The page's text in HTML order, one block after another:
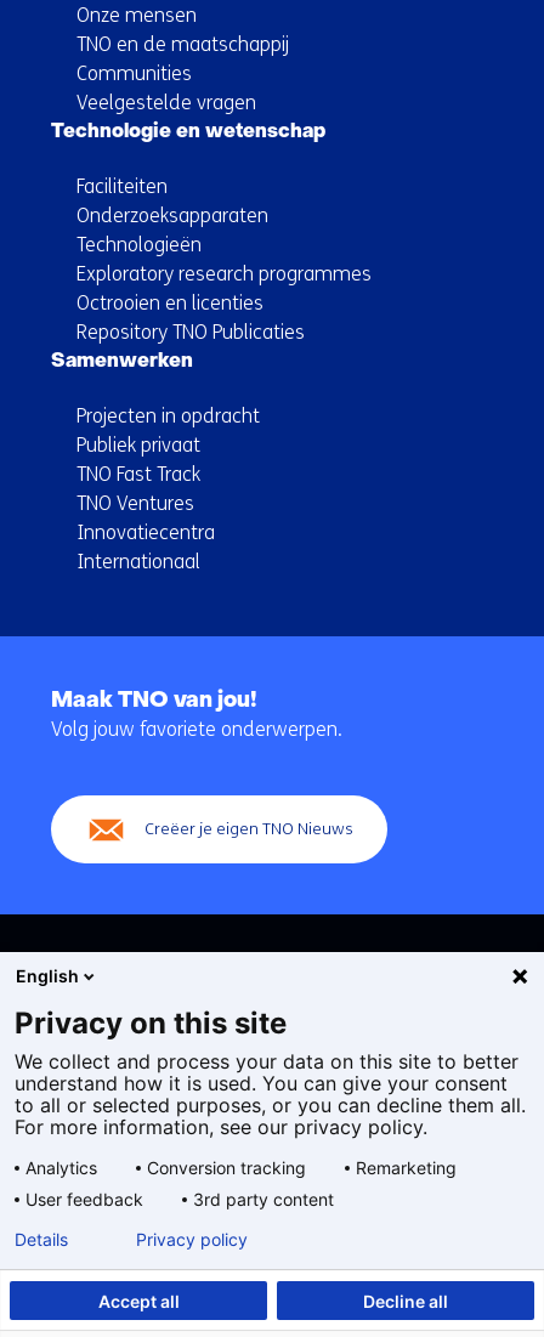
Onze mensen
TNO en de maatschappij
Communities
Veelgestelde vragen
Technologie en wetenschap
Faciliteiten
Onderzoeksapparaten
Technologieën
Exploratory research programmes
Octrooien en licenties
Repository TNO Publicaties
Samenwerken
Projecten in opdracht
Publiek privaat
TNO Fast Track
TNO Ventures
Innovatiecentra
Internationaal
navigatie
Maak TNO van jou!
Volg jouw favoriete onderwerpen.
Creëer je eigen TNO Nieuws
Cookies
Privacy statement
Toegankelijkheid
Algemene voorwaarden
taal:
English
Privacy on this site
We collect and process your data on this site to better
understand how it is used. You can give your consent
to all or selected purposes, or you can decline them all.
For more information, see our privacy policy.
Analytics Conversion tracking
Remarketing
User feedback
3rd party content
Accept all Decline all
Details Privacy policy